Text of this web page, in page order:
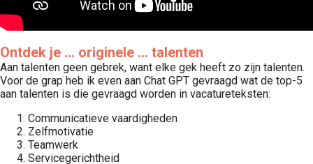
Ontdek je ... originele ... talenten
Aan talenten geen gebrek, want elke gek heeft zo zijn talenten.
Voor de grap heb ik even aan Chat GPT gevraagd wat de top-5
aan talenten is die gevraagd worden in vacatureteksten:
Communicatieve vaardigheden
Zelfmotivatie
Teamwerk
Servicegerichtheid